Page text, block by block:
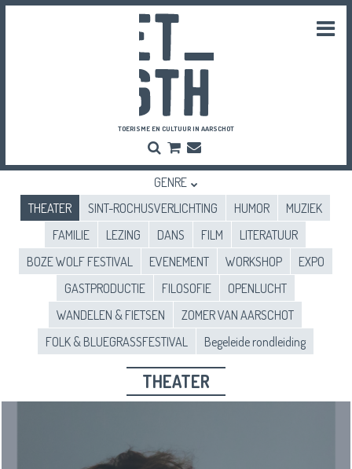
TOERISME EN CULTUUR IN AARSCHOT
Zoeken
Bestel
je
vriendenpassen
en
tickets
Inschrijven
GENRE
THEATER
SINT-ROCHUSVERLICHTING HUMOR
MUZIEK
FAMILIE
LEZING DANS FILM
LITERATUUR
BOZE WOLF FESTIVAL
EVENEMENT WORKSHOP
EXPO
GASTPRODUCTIE
FILOSOFIE
OPENLUCHT
WANDELEN & FIETSEN
ZOMER VAN AARSCHOT
FOLK & BLUEGRASSFESTIVAL
Begeleide rondleiding
THEATER